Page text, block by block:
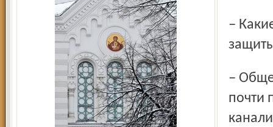
– Какие еще акции проходят в Ярославле в рамках Дней
– Общегородской план мероприятий включает в себя
почти